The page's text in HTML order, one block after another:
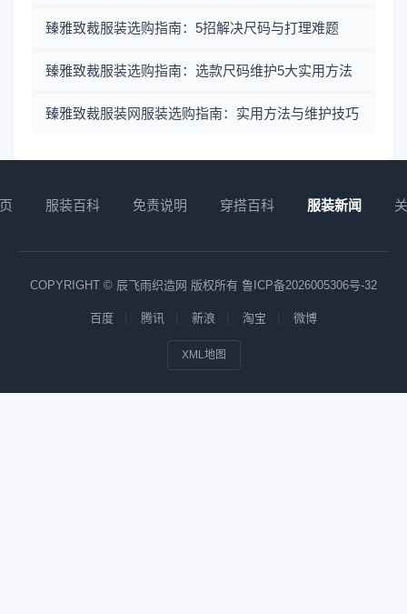
臻雅致裁服装选购指南：5招解决尺码与打理难题
臻雅致裁服装选购指南：选款尺码维护5大实用方法
臻雅致裁服装网服装选购指南：实用方法与维护技巧
服装百科 免责说明 穿搭百科 服装新闻
COPYRIGHT © 辰飞雨织造网 版权所有 鲁ICP备2026005306号-32
百度 腾讯 新浪 淘宝 微博
XML地图